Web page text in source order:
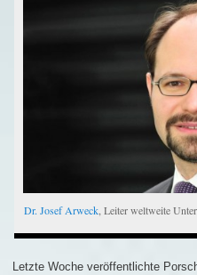
Dr. Josef Arweck, Leiter weltweite
Letzte Woche veröffentlichte